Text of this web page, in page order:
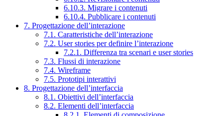
6.10.3. Migrare i contenuti
6.10.4. Pubblicare i contenuti
7. Progettazione dell’interazione
7.1. Caratteristiche dell’interazione
7.2. User stories per definire l’interazione
7.2.1. Differenza tra scenari e user stories
7.3. Flussi di interazione
7.4. Wireframe
7.5. Prototipi interattivi
8. Progettazione dell’interfaccia
8.1. Obiettivi dell’interfaccia
8.2. Elementi dell’interfaccia